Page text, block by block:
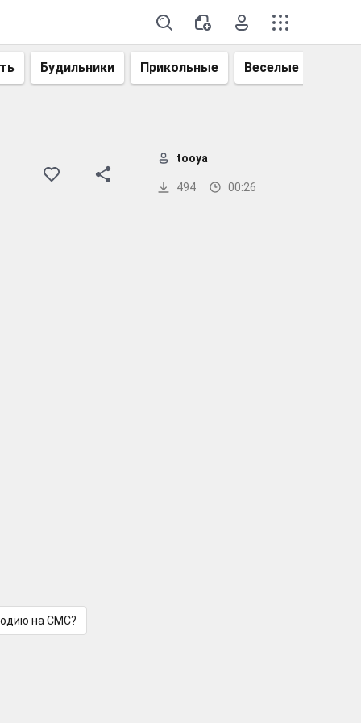
Будильники Прикольные Веселые
494 00:26
tooya
на СМС?